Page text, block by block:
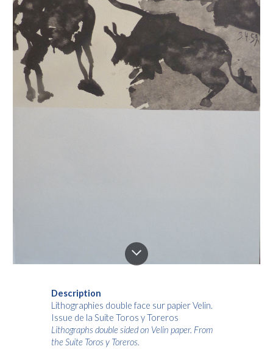
Description
Lithographies double face sur papier Velin.
Issue de la Suite Toros y Toreros
Lithographs double sided on Velin paper. From
the Suite Toros y Toreros.